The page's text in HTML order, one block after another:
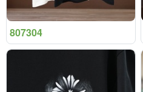
807304